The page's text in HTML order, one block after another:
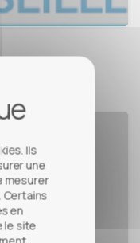
Ils
une
mesurer
Certains
en
le site